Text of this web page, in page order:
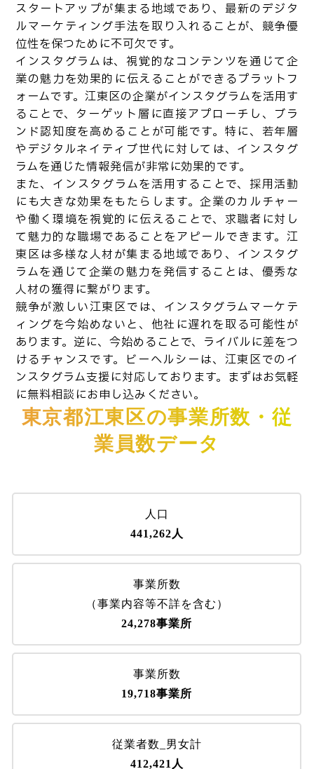
スタートアップが集まる地域であり、最新のデジタ
ルマーケティング手法を取り入れることが、競争優
位性を保つために不可欠です。
インスタグラムは、視覚的なコンテンツを通じて企
業の魅力を効果的に伝えることができるプラットフ
ォームです。江東区の企業がインスタグラムを活用す
ることで、ターゲット層に直接アプローチし、ブラ
ンド認知度を高めることが可能です。特に、若年層
やデジタルネイティブ世代に対しては、インスタグ
ラムを通じた情報発信が非常に効果的です。
また、インスタグラムを活用することで、採用活動
にも大きな効果をもたらします。企業のカルチャー
や働く環境を視覚的に伝えることで、求職者に対し
て魅力的な職場であることをアピールできます。江
東区は多様な人材が集まる地域であり、インスタグ
ラムを通じて企業の魅力を発信することは、優秀な
人材の獲得に繋がります。
競争が激しい江東区では、インスタグラムマーケテ
ィングを今始めないと、他社に遅れを取る可能性が
あります。逆に、今始めることで、ライバルに差をつ
けるチャンスです。ビーヘルシーは、江東区でのイ
ンスタグラム支援に対応しております。まずはお気軽
に無料相談にお申し込みください。
東京都江東区の事業所数・従
業員数データ
人口
441,262人
事業所数
（事業内容等不詳を含む）
24,278事業所
事業所数
19,718事業所
従業者数_男女計
412,421人